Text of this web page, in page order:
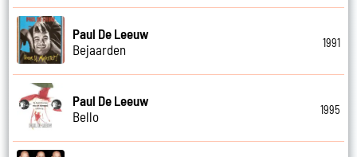
Paul De Leeuw
Bejaarden
1991
Paul De Leeuw
Bello
1995